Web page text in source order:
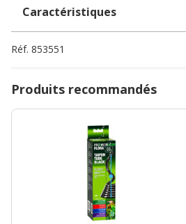
Caractéristiques
Réf. 853551
Produits recommandés